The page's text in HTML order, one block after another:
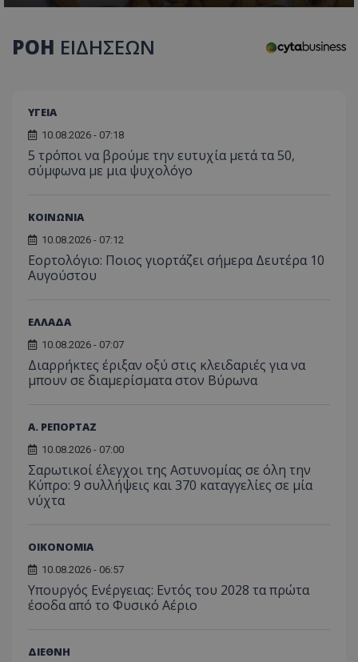
ΡΟΗ ΕΙΔΗΣΕΩΝ
ΥΓΕΙΑ
10.08.2026 - 07:18
5 τρόποι να βρούμε την ευτυχία μετά τα 50,
σύμφωνα με μια ψυχολόγο
ΚΟΙΝΩΝΙΑ
10.08.2026 - 07:12
Εορτολόγιο: Ποιος γιορτάζει σήμερα Δευτέρα 10
Αυγούστου
ΕΛΛΑΔΑ
10.08.2026 - 07:07
Διαρρήκτες έριξαν οξύ στις κλειδαριές για να
μπουν σε διαμερίσματα στον Βύρωνα
Α. ΡΕΠΟΡΤΑΖ
10.08.2026 - 07:00
Σαρωτικοί έλεγχοι της Αστυνομίας σε όλη την
Κύπρο: 9 συλλήψεις και 370 καταγγελίες σε μία
νύχτα
ΟΙΚΟΝΟΜΙΑ
10.08.2026 - 06:57
Υπουργός Ενέργειας: Εντός του 2028 τα πρώτα
έσοδα από το Φυσικό Αέριο
ΔΙΕΘΝΗ
τον
_ga_J7RS52TMNC
μήνας